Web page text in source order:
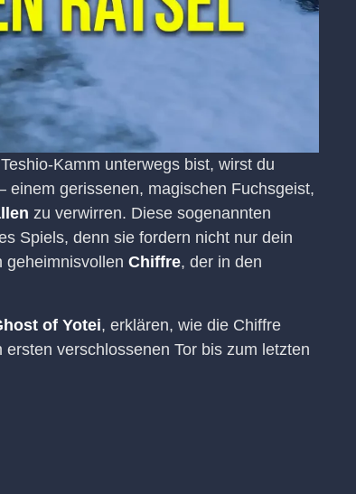
Kamm unterwegs bist, wirst du
einem gerissenen, magischen Fuchsgeist,
zu verwirren. Diese sogenannten
Spiels, denn sie fordern nicht nur dein
geheimnisvollen Chiffre, der in den
of Yotei, erklären, wie die Chiffre
verschlossenen Tor bis zum letzten